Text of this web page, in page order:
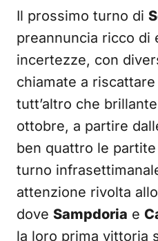
Il prossimo turno di
preannuncia ricco di
incertezze, con
chiamate a
tutt’altro che
ottobre, a partire
ben quattro le
turno
attenzione rivolta allo
dove Sampdoria e
la loro prima vittoria